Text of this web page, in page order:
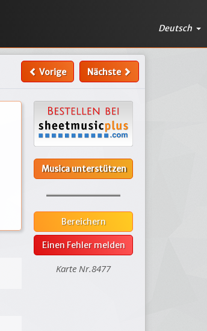
Deutsch
Vorige Nächste
Musica unterstützen
Bereichern
Einen Fehler melden
Karte Nr.8477